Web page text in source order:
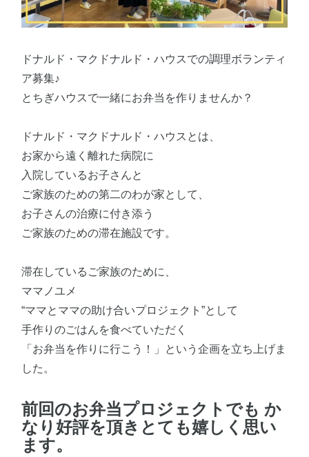
ドナルド・マクドナルド・ハウスでの調理ボランティ
ア募集♪
とちぎハウスで一緒にお弁当を作りませんか？
ドナルド・マクドナルド・ハウスとは、
お家から遠く離れた病院に
入院しているお子さんと
ご家族のための第二のわが家として、
お子さんの治療に付き添う
ご家族のための滞在施設です。
滞在しているご家族のために、
ママノユメ
“ママとママの助け合いプロジェクト”として
手作りのごはんを食べていただく
「お弁当を作りに行こう！」という企画を立ち上げま
した。
前回のお弁当プロジェクトでも か
なり好評を頂きとても嬉しく思い
ます。